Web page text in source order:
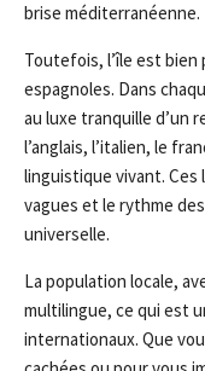
brise méditerranéenne.
Toutefois, l’île est
espagnoles. Dans
au luxe tranquille d’un
l’anglais, l’italien, le
linguistique vivant. Ces
vagues et le rythme
universelle.
La population locale,
multilingue, ce qui est
internationaux. Que